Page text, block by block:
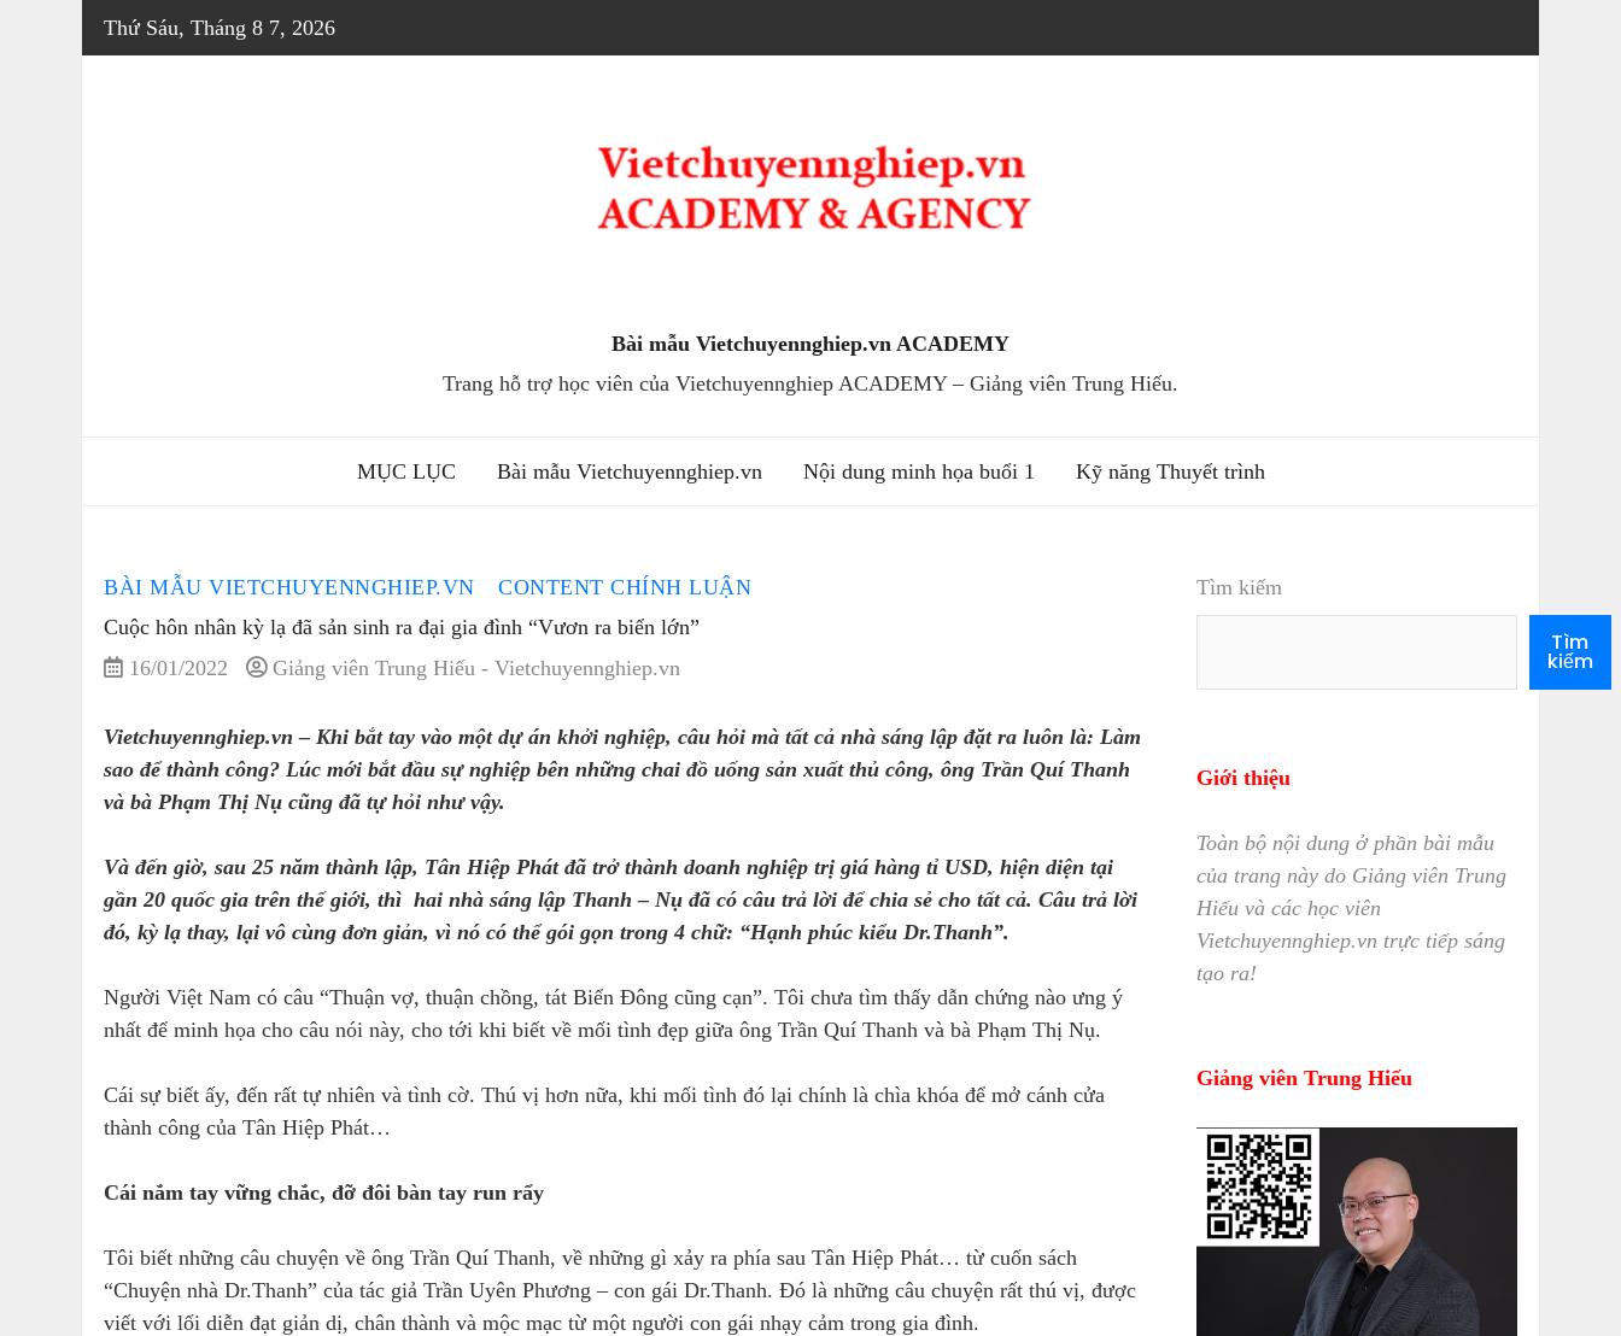
Skip
Thứ Sáu, Tháng 8 7, 2026
Bài mẫu Vietchuyennghiep.vn ACADEMY
Trang hỗ trợ học viên của Vietchuyennghiep ACADEMY – Giảng viên Trung Hiếu.
MỤC LỤC Bài mẫu Vietchuyennghiep.vn Nội dung minh họa buổi 1 Kỹ năng Thuyết trình
BÀI MẪU VIETCHUYENNGHIEP.VN
CONTENT CHÍNH LUẬN
Cuộc hôn nhân kỳ lạ đã sản sinh ra đại gia đình “Vươn ra biển lớn”
16/01/2022
Giảng viên Trung Hiếu - Vietchuyennghiep.vn
Vietchuyennghiep.vn – Khi bắt tay vào một dự án khởi nghiệp, câu hỏi mà tất cả nhà sáng lập đặt ra luôn là: Làm
sao để thành công? Lúc mới bắt đầu sự nghiệp bên những chai đồ uống sản xuất thủ công, ông Trần Quí Thanh
và bà Phạm Thị Nụ cũng đã tự hỏi như vậy.
Và đến giờ, sau 25 năm thành lập, Tân Hiệp Phát đã trở thành doanh nghiệp trị giá hàng tỉ USD, hiện diện tại
gần 20 quốc gia trên thế giới, thì hai nhà sáng lập Thanh – Nụ đã có câu trả lời để chia sẻ cho tất cả. Câu trả lời
đó, kỳ lạ thay, lại vô cùng đơn giản, vì nó có thể gói gọn trong 4 chữ: “Hạnh phúc kiểu Dr.Thanh”.
Người Việt Nam có câu “Thuận vợ, thuận chồng, tát Biển Đông cũng cạn”. Tôi chưa tìm thấy dẫn chứng nào ưng ý
nhất để minh họa cho câu nói này, cho tới khi biết về mối tình đẹp giữa ông Trần Quí Thanh và bà Phạm Thị Nụ.
Cái sự biết ấy, đến rất tự nhiên và tình cờ. Thú vị hơn nữa, khi mối tình đó lại chính là chìa khóa để mở cánh cửa
thành công của Tân Hiệp Phát…
Cái nắm tay vững chắc, đỡ đôi bàn tay run rẩy
Tôi biết những câu chuyện về ông Trần Quí Thanh, về những gì xảy ra phía sau Tân Hiệp Phát… từ cuốn sách
“Chuyện nhà Dr.Thanh” của tác giả Trần Uyên Phương – con gái Dr.Thanh. Đó là những câu chuyện rất thú vị, được
viết với lối diễn đạt giản dị, chân thành và mộc mạc từ một người con gái nhạy cảm trong gia đình.
Tìm kiếm
Tìm
kiếm
Giới thiệu
Toàn bộ nội dung ở phần bài mẫu
của trang này do Giảng viên Trung
Hiếu và các học viên
Vietchuyennghiep.vn trực tiếp sáng
tạo ra!
Giảng viên Trung Hiếu